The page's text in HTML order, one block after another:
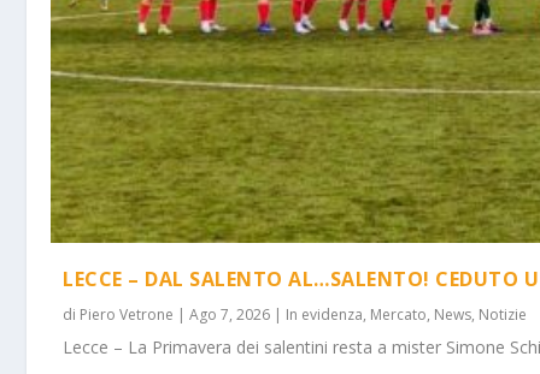
LECCE – DAL SALENTO AL…SALENTO! CEDUTO
di Piero Vetrone |Ago 7, 2026 | In evidenza, Mercato, News, Notizie
Lecce – La Primavera dei salentini resta a mister Simone